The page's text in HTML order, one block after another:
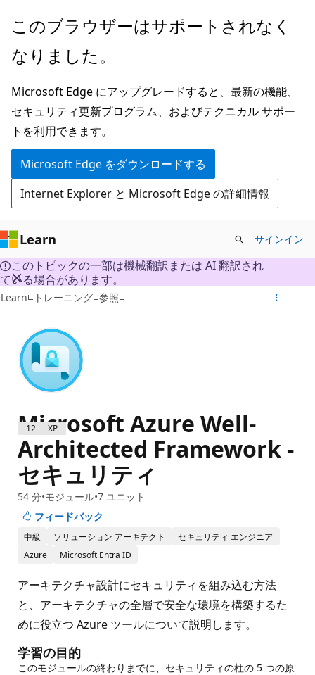
メ
ン
ン
テ
ン
ツ
に
ス
キ
ッ
プ
このブラウザーはサポートされなく
なりました。
Microsoft Edge にアップグレードすると、最新の機能、
セキュリティ更新プログラム、およびテクニカル サポー
トを利用できます。
Microsoft Edge をダウンロードする
Internet Explorer と Microsoft Edge の詳細情報
Learn サインイン
このトピックの一部は機械翻訳または AI 翻訳され
ている場合があります。
Learn トレーニング 参照
1200 XP
Microsoft Azure Well-
Architected Framework -
セキュリティ
54 分 モジュール 7 ユニット
フィードバック
中級 ソリューション アーキテクト
セキュリティ エンジニア
Azure
Microsoft Entra ID
アーキテクチャ設計にセキュリティを組み込む方法
と、アーキテクチャの全層で安全な環境を構築するた
めに役立つ Azure ツールについて説明します。
学習の目的
このモジュールの終わりまでに、セキュリティの柱の 5 つの原